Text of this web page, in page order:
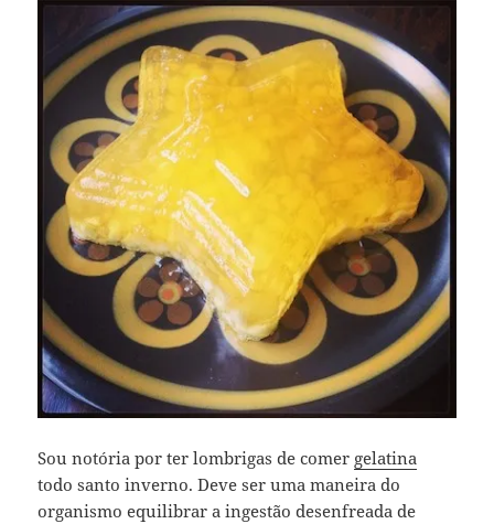
Sou notória por ter lombrigas de comer gelatina
todo santo inverno. Deve ser uma maneira do
organismo equilibrar a ingestão desenfreada de